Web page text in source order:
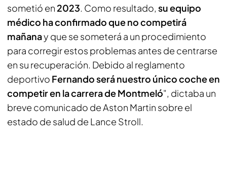
sometió en 2023. Como resultado, su equipo
médico ha confirmado que no competirá
mañanay que se someterá a un procedimiento
para corregir estos problemas antes de centrarse
en su recuperación. Debido al reglamento
deportivo Fernando será nuestro único coche en
competir en la carrera de Montmeló", dictaba un
breve comunicado de Aston Martin sobre el
estado de salud de Lance Stroll.